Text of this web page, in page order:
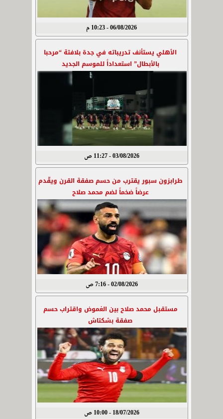
06/08/2026 - 10:23 م
الأهلي يستأنف تدريباته في جدة بلافتة “مرحبا
بالأبطال” استعداداً للموسم الجديد
03/08/2026 - 11:27 ص
طرابزون سبور يقترب من حسم صفقة القرن ويقّدم
عرضاً ضخماً لضم محمد صلاح
02/08/2026 - 7:16 ص
مستقبل محمد صلاح بين الغموض واقتراب حسم
صفقة بشكتاش
18/07/2026 - 10:00 ص